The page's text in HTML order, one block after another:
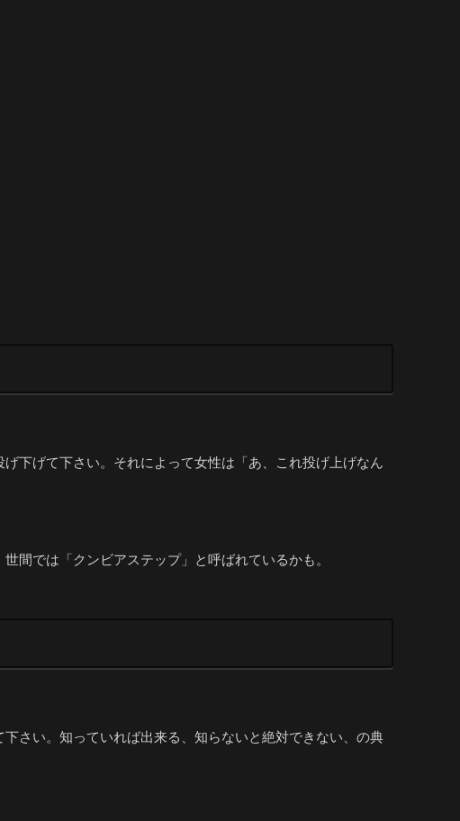
下げて下さい。それによって女性は「あ、これ投げ上げなん
間では「クンビアステップ」と呼ばれているかも。
さい。知っていれば出来る、知らないと絶対できない、の典